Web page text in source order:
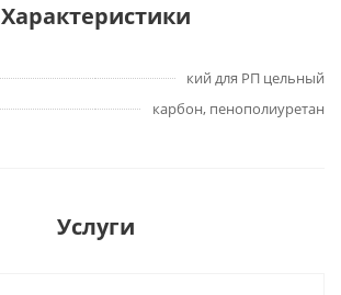
Характеристики
кий для РП цельный
карбон, пенополиуретан
Услуги